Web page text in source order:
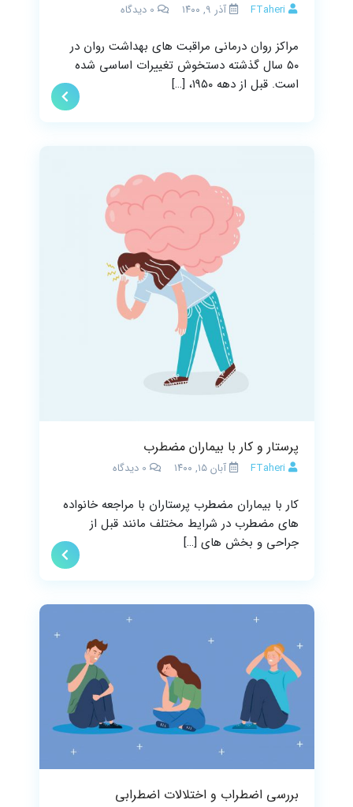
FTaheri آذر ۹, ۱۴۰۰ 0 دیدگاه
مراکز روان درمانی مراقبت های بهداشت روان در
۵۰ سال گذشته دستخوش تغییرات اساسی شده
است. قبل از دهه ۱۹۵۰، […]
پرستار و کار با بیماران مضطرب
FTaheri آبان ۱۵, ۱۴۰۰ 0 دیدگاه
کار با بیماران مضطرب پرستاران با مراجعه خانواده
های مضطرب در شرایط مختلف مانند قبل از
جراحی و بخش های […]
بررسی اضطراب و اختلالات اضطرابی